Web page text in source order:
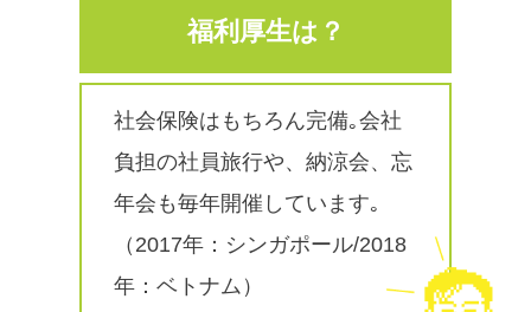
福利厚生は？
社会保険はもちろん完備｡会社
負担の社員旅行や、納涼会、忘
年会も毎年開催しています｡
（2017年：シンガポール/2018
年：ベトナム）